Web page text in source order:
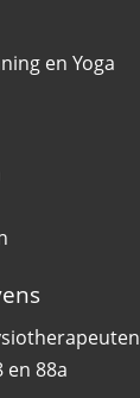
en Yoga
en 88a